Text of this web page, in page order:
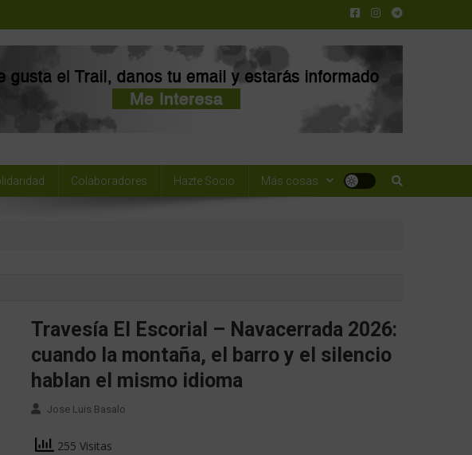
Colaboradores Hazte Socio Más cosas
Travesía El Escorial – Navacerrada 2026:
cuando la montaña, el barro y el silencio
hablan el mismo idioma
Jose Luis Basalo
255 Visitas